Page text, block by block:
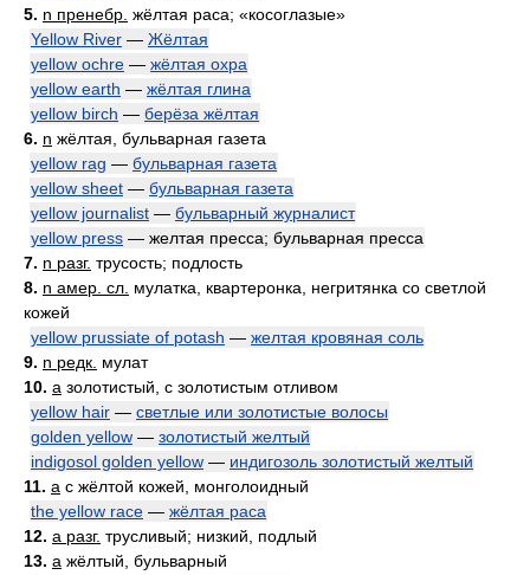
5. n пренебр. жёлтая раса; «косоглазые»
Yellow River — Жёлтая
yellow ochre — жёлтая охра
yellow earth — жёлтая глина
yellow birch — берёза жёлтая
6. n жёлтая, бульварная газета
yellow rag — бульварная газета
yellow sheet — бульварная газета
yellow journalist — бульварный журналист
yellow press — желтая пресса; бульварная пресса
7. n разг. трусость; подлость
8. n амер. сл. мулатка, квартеронка, негритянка со светлой
кожей
yellow prussiate of potash — желтая кровяная соль
9. n редк. мулат
10. a золотистый, с золотистым отливом
yellow hair — светлые или золотистые волосы
golden yellow — золотистый желтый
indigosol golden yellow — индигозоль золотистый желтый
11. a с жёлтой кожей, монголоидный
the yellow race — жёлтая раса
12. a разг. трусливый; низкий, подлый
13. a жёлтый, бульварный